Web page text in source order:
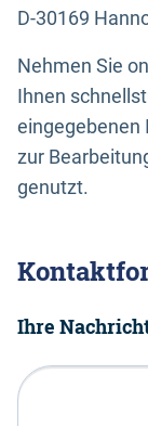
D-30169
Nehmen Sie
Ihnen
eingegebenen
zur
genutzt.
Ihre